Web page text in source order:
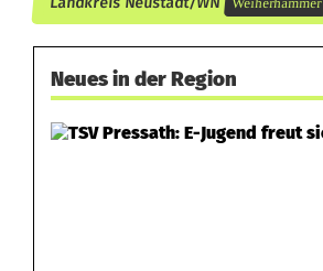
h
a
m
m
Weiherhammer
Neues in der Region